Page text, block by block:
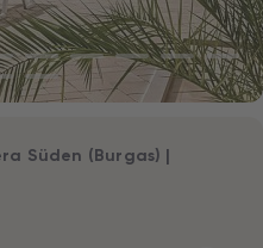
Süden (Burgas) |